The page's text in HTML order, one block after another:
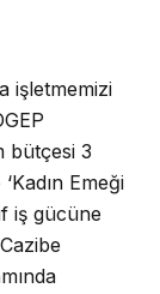
işletmemizi
bütçesi 3
Emeği
iş gücüne